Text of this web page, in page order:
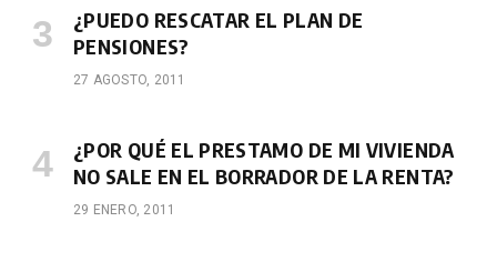
¿PUEDO RESCATAR EL PLAN DE
PENSIONES?
27 AGOSTO, 2011
¿POR QUÉ EL PRESTAMO DE MI VIVIENDA
NO SALE EN EL BORRADOR DE LA RENTA?
29 ENERO, 2011